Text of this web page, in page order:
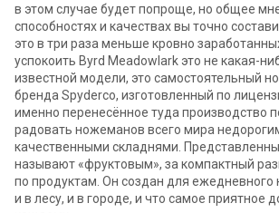
в этом случае будет попроще, но общее
способностях и качествах вы точно
это в три раза меньше кровно
успокоить Byrd Meadowlark это не какая-
известной модели, это самостоятельный
бренда Spyderco, изготовленный по
именно перенесённое туда производство
радовать ножеманов всего мира
качественными складнями.
называют «фруктовым», за компактный
по продуктам. Он создан для ежедневного
и в лесу, и в городе, и что самое приятное